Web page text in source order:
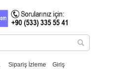
Sipariş İzleme Giriş